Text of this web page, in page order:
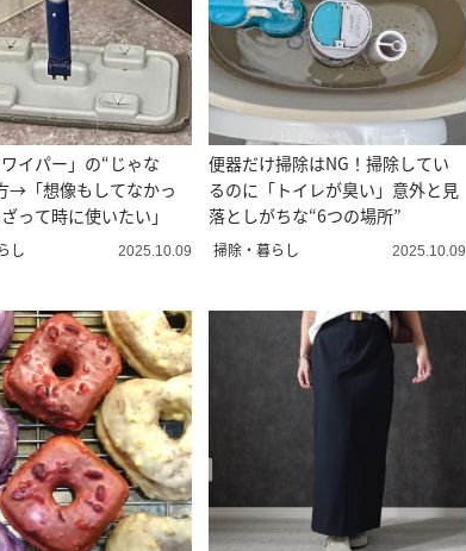
ワイパー」の“じゃな
→「想像もしてなかっ
って時に使いたい」
し 2025.10.09
便器だけ掃除はNG！掃除してい
るのに「トイレが臭い」意外と見
落としがちな“6つの場所”
掃除・暮らし 2025.10.09